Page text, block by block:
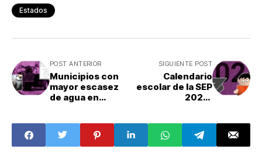
Estados
POST ANTERIOR
Municipios con
mayor escasez
de agua en
SIGUIENTE POST
Calendario
escolar de la SEP
2024: